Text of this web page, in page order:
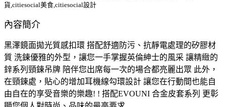
貨,citiesocial美食,citiesocial設計
內容簡介
黑澤鏡面拋光質感扣環 搭配舒適防污、抗靜電處理的矽膠材
質 洗鍊優雅的外型，讓您一手掌握英倫紳士的風采 讓精緻的
鋅系列頸鍊吊牌 陪伴您出席每一次的場合都亮麗出眾 此外，
在頸鍊處，貼心的增加耳機線勾環設計 讓您在行動間也能自
由自在的享受音樂的樂趣! ! 搭配EVOUNI 合金皮套系列 更彰